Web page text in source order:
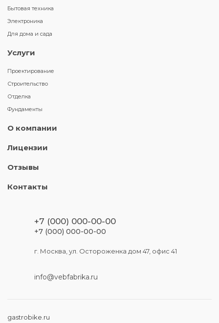
Бытовая техника
Электроника
Для дома и сада
Услуги
Проектирование
Строительство
Отделка
Фундаменты
О компании
Лицензии
Отзывы
Контакты
+7 (000) 000-00-00
+7 (000) 000-00-00
г. Москва, ул. Остороженка дом 47, офис 41
info@vebfabrika.ru
gastrobike.ru